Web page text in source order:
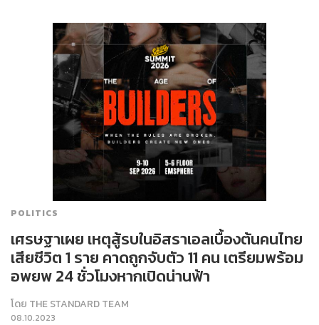
POLITICS
เศรษฐาเผย เหตุสู้รบในอิสราเอลเบื้องต้นคนไทย
เสียชีวิต 1 ราย คาดถูกจับตัว 11 คน เตรียมพร้อม
อพยพ 24 ชั่วโมงหากเปิดน่านฟ้า
โดย THE STANDARD TEAM
08.10.2023